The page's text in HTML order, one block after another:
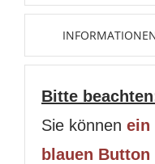
Bitte
Sie können ein
blauen